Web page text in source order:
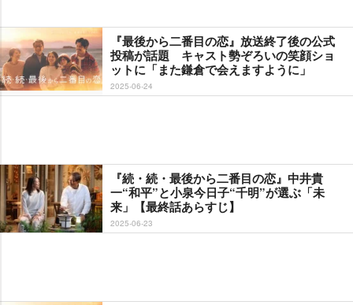
『最後から二番目の恋』放送終了後の公式
投稿が話題 キャスト勢ぞろいの笑顔ショ
ットに「また鎌倉で会えますように」
2025-06-24
『続・続・最後から二番目の恋』中井貴
一“和平”と小泉今日子“千明”が選ぶ「未
来」【最終話あらすじ】
2025-06-23